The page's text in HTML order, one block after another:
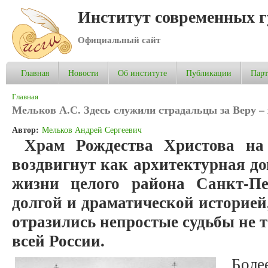
Институт современных
Официальный сайт
Главная Новости Об институте Публикации
Вы здесь
Главная
Мельков А.С. Здесь служили страдальцы за Веру
Автор: Мельков Андрей Сергеевич
Храм Рождества Христова
воздвигнут как архитектурная
жизни целого района Санкт-
долгой и драматической
отразились непростые судьбы не
всей России.